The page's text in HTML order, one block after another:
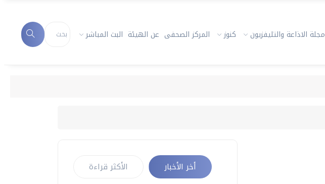
مجلة الاذاعة والتليفزيون كنوز المركز الصحفى عن الهيئة البث المباشر
أخر الأخبار الأكثر قراءة